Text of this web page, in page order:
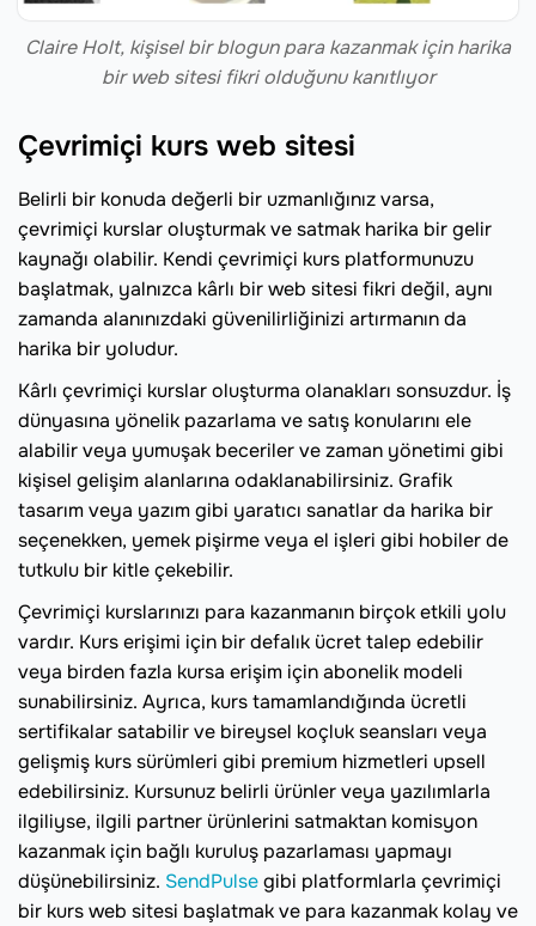
Claire Holt, kişisel bir blogun para kazanmak için harika
bir web sitesi fikri olduğunu kanıtlıyor
Çevrimiçi kurs web sitesi
Belirli bir konuda değerli bir uzmanlığınız varsa,
çevrimiçi kurslar oluşturmak ve satmak harika bir gelir
kaynağı olabilir. Kendi çevrimiçi kurs platformunuzu
başlatmak, yalnızca kârlı bir web sitesi fikri değil, aynı
zamanda alanınızdaki güvenilirliğinizi artırmanın da
harika bir yoludur.
Kârlı çevrimiçi kurslar oluşturma olanakları sonsuzdur. İş
dünyasına yönelik pazarlama ve satış konularını ele
alabilir veya yumuşak beceriler ve zaman yönetimi gibi
kişisel gelişim alanlarına odaklanabilirsiniz. Grafik
tasarım veya yazım gibi yaratıcı sanatlar da harika bir
seçenekken, yemek pişirme veya el işleri gibi hobiler de
tutkulu bir kitle çekebilir.
Çevrimiçi kurslarınızı para kazanmanın birçok etkili yolu
vardır. Kurs erişimi için bir defalık ücret talep edebilir
veya birden fazla kursa erişim için abonelik modeli
sunabilirsiniz. Ayrıca, kurs tamamlandığında ücretli
sertifikalar satabilir ve bireysel koçluk seansları veya
gelişmiş kurs sürümleri gibi premium hizmetleri upsell
edebilirsiniz. Kursunuz belirli ürünler veya yazılımlarla
ilgiliyse, ilgili partner ürünlerini satmaktan komisyon
kazanmak için bağlı kuruluş pazarlaması yapmayı
düşünebilirsiniz. SendPulsegibi platformlarla çevrimiçi
bir kurs web sitesi başlatmak ve para kazanmak kolay ve